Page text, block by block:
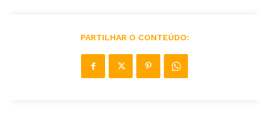
PARTILHAR O CONTEÚDO: